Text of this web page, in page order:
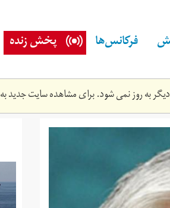
فرکانس‌ها پخش زنده
به روز نمی شود. برای مشاهده سایت جدید به